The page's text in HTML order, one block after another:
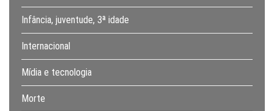
Infância, juventude, 3ª idade
Internacional
Mídia e tecnologia
Morte